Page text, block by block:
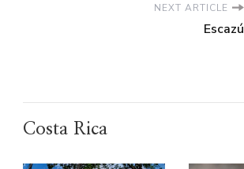
NEXT ARTICLE
Escazú
Costa Rica